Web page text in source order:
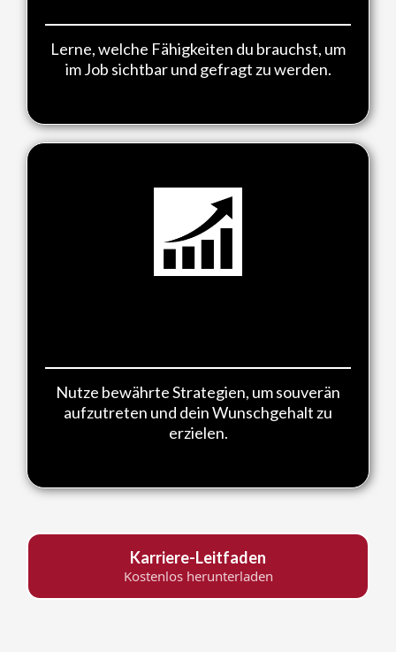
Lerne, welche Fähigkeiten du brauchst, um
im Job sichtbar und gefragt zu werden.
Nutze bewährte Strategien, um souverän
aufzutreten und dein Wunschgehalt zu
erzielen.
Karriere-Leitfaden
Kostenlos herunterladen